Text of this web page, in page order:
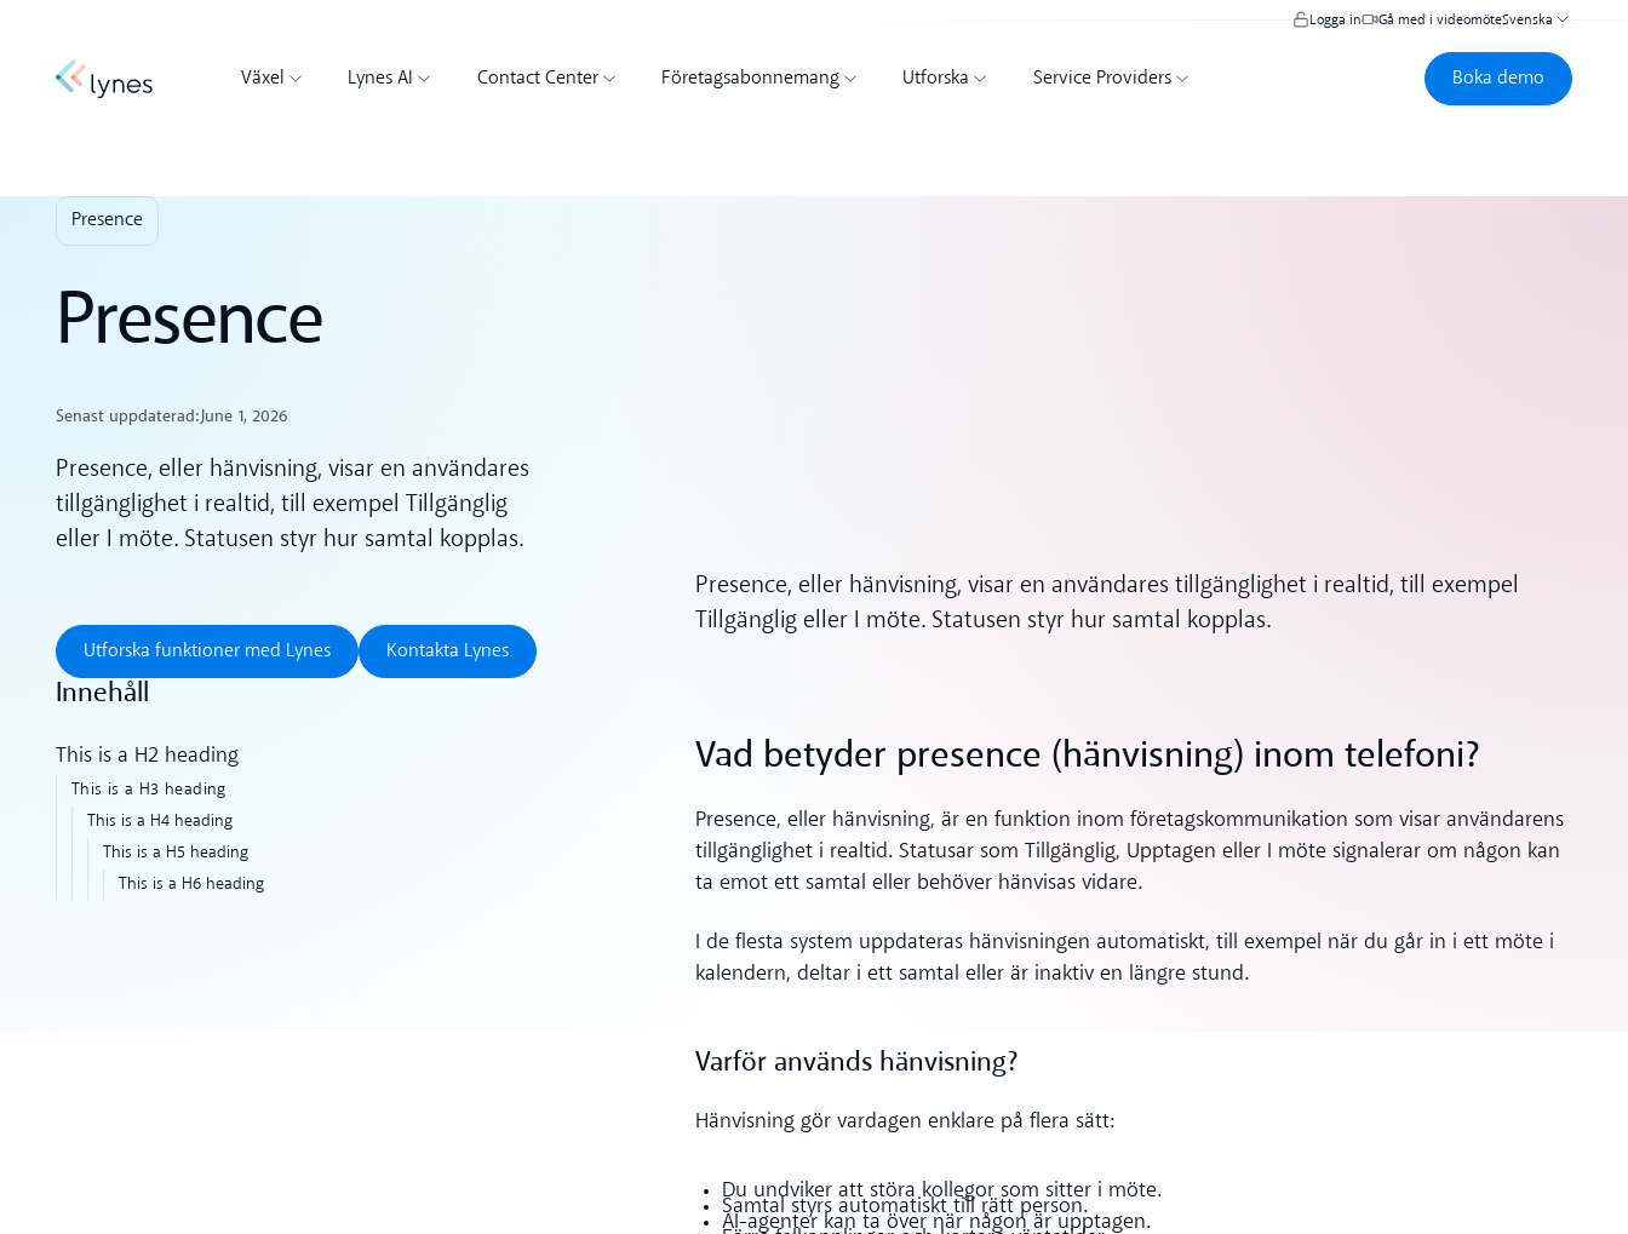
Logga in Gå med i videomöteSvenska
Växel Lynes AI Contact Center Företagsabonnemang Utforska Service Providers
Boka demo
Boka demo
Presence
Presence
Senast uppdaterad:June 1, 2026
Presence, eller hänvisning, visar en användares
tillgänglighet i realtid, till exempel Tillgänglig
eller I möte. Statusen styr hur samtal kopplas.
Utforska funktioner med Lynes
Utforska funktioner med Lynes
Kontakta Lynes
Kontakta Lynes
Presence, eller hänvisning, visar en användares tillgänglighet i realtid, till exempel
Tillgänglig eller I möte. Statusen styr hur samtal kopplas.
Innehåll
This is a H2 heading
This is a H3 heading
This is a H4 heading
This is a H5 heading
This is a H6 heading
Vad betyder presence (hänvisning) inom telefoni?
Presence, eller hänvisning, är en funktion inom företagskommunikation som visar användarens
tillgänglighet i realtid. Statusar som Tillgänglig, Upptagen eller I möte signalerar om någon kan
ta emot ett samtal eller behöver hänvisas vidare.
I de flesta system uppdateras hänvisningen automatiskt, till exempel när du går in i ett möte i
kalendern, deltar i ett samtal eller är inaktiv en längre stund.
Varför används hänvisning?
Hänvisning gör vardagen enklare på flera sätt:
Du undviker att störa kollegor som sitter i möte.
Samtal styrs automatiskt till rätt person.
AI-agenter kan ta över när någon är upptagen.